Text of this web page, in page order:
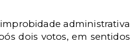
administrativa
dois votos, em sentidos